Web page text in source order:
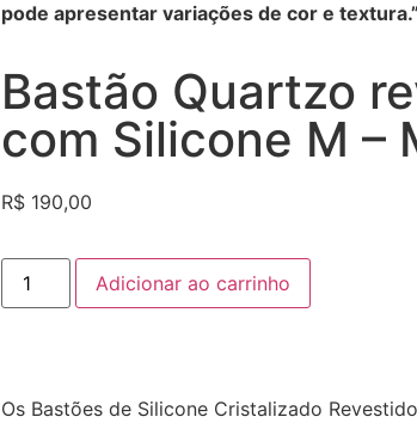
pode apresentar variações de cor e textura.”
Bastão Quartzo
com Silicone M –
R$ 190,00
Adicionar ao carrinho
Os Bastões de Silicone Cristalizado